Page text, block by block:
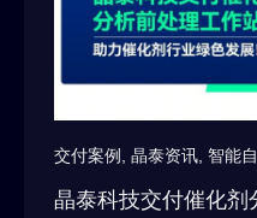
交付案例 晶泰资讯 智能
晶泰科技交付催化剂